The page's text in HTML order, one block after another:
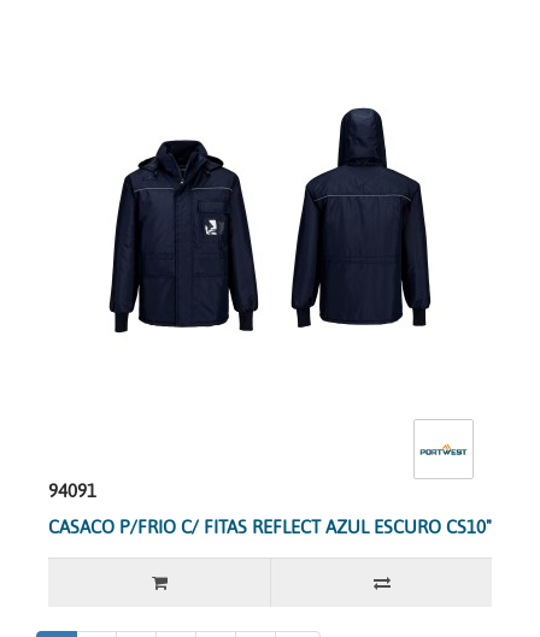
94091
CASACO P/FRIO C/ FITAS REFLECT AZUL ESCURO CS10"